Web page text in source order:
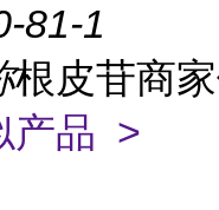
81-1
根皮苷商
产品 >